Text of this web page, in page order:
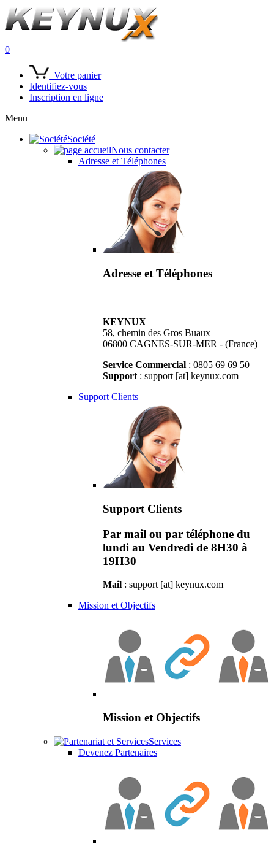
0
Votre panier
Identifiez-vous
Inscription en ligne
Menu
Société
Nous contacter
Adresse et Téléphones
Adresse et Téléphones
KEYNUX
58, chemin des Gros Buaux
06800 CAGNES-SUR-MER - (France)
Service Commercial : 0805 69 69 50
Support : support [at] keynux.com
Support Clients
Support Clients
Par mail ou par téléphone du
lundi au Vendredi de 8H30 à
19H30
Mail : support [at] keynux.com
Mission et Objectifs
Mission et Objectifs
Services
Devenez Partenaires